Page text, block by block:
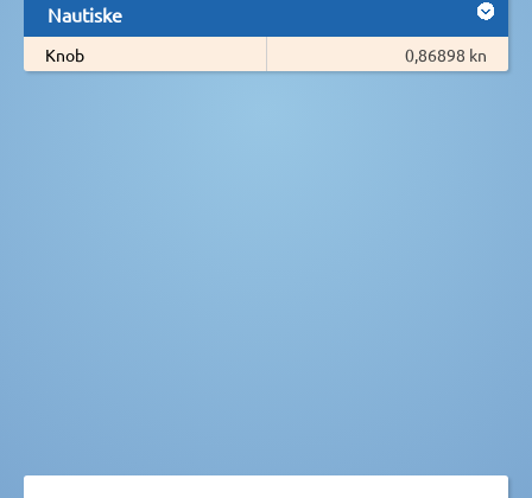
Nautiske
Knob 0,86898 kn